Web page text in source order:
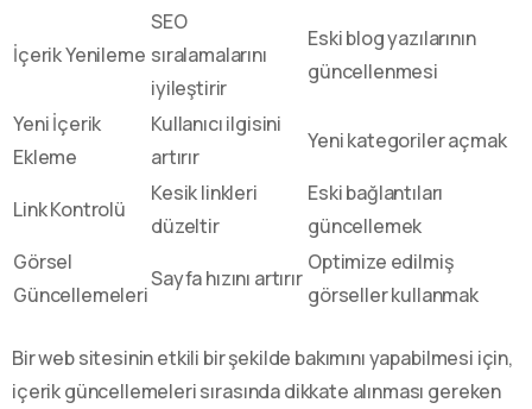
İçerik Yenileme
SEO
sıralamalarını
iyileştirir
Eski blog yazılarının
güncellenmesi
Yeni İçerik
Ekleme
Kullanıcı ilgisini
artırır
Yeni kategoriler açmak
Link Kontrolü
Kesik linkleri
düzeltir
Eski bağlantıları
güncellemek
Görsel
Güncellemeleri
Sayfa hızını artırır
Optimize edilmiş
görseller kullanmak
Bir web sitesinin etkili bir şekilde bakımını yapabilmesi için,
içerik güncellemeleri sırasında dikkate alınması gereken